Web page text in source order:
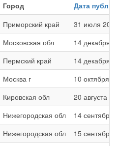
Город
Дата
Приморский край
31 июля
Московская обл
14 декабря
Пермский край
14 декабря
Москва г
10 октября
Кировская обл
20 августа
Нижегородская обл
14 сентября
Нижегородская обл
15 сентября